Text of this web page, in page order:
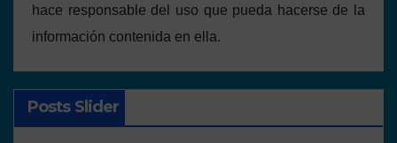
hace responsable del uso que pueda hacerse de la
información contenida en ella.
Posts Slider